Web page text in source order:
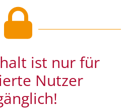
ist nur für
Nutzer